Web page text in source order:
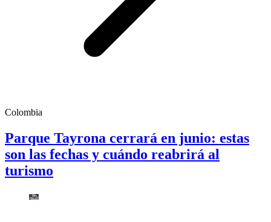
Colombia
Parque Tayrona cerrará en junio: estas
son las fechas y cuándo reabrirá al
turismo